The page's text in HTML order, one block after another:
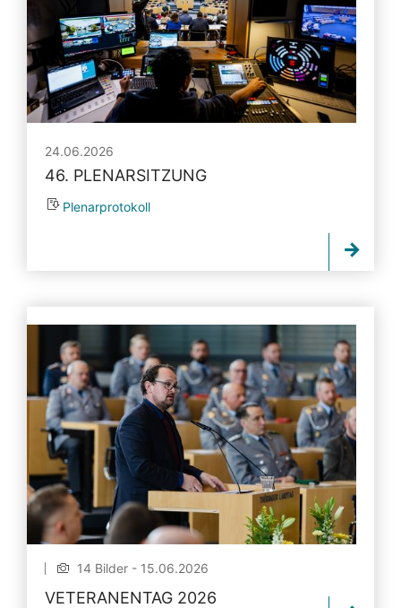
24.06.2026
46. PLENARSITZUNG
Plenarprotokoll
14 Bilder - 15.06.2026
VETERANENTAG 2026